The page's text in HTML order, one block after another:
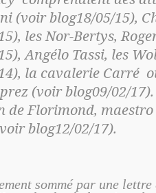
(voir blog18/05/15),
les Nor-Bertys,
Angélo Tassi, les
la cavalerie Carré
(voir blog09/02/
de Florimond,
blog12/02/17).
sommé par une